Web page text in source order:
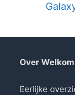
Over
Eerlijke